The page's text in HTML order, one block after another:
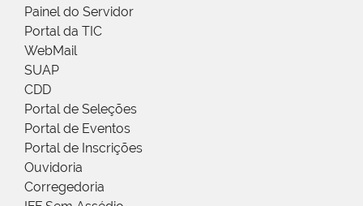
Painel do Servidor
Portal da TIC
WebMail
SUAP
CDD
Portal de Seleções
Portal de Eventos
Portal de Inscrições
Ouvidoria
Corregedoria